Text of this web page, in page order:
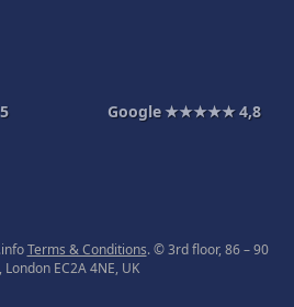
5 Google ★★★★★4,8
Terms & Conditions. © 3rd floor, 86 – 90
London EC2A 4NE, UK